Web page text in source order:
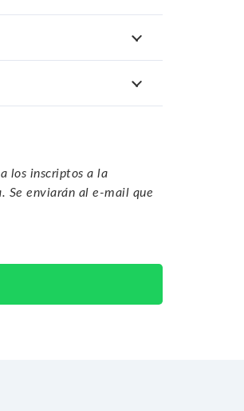
los inscriptos a la
Se enviarán al e-mail que